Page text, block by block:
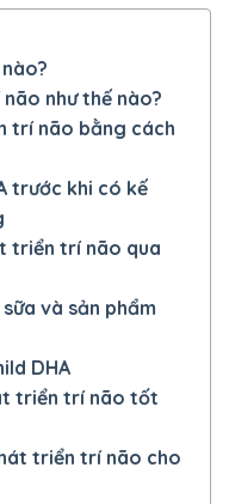
như thế nào?
trí não bằng cách
trước khi có kế
triển trí não qua
và sản phẩm
DHA
triển trí não tốt
triển trí não cho